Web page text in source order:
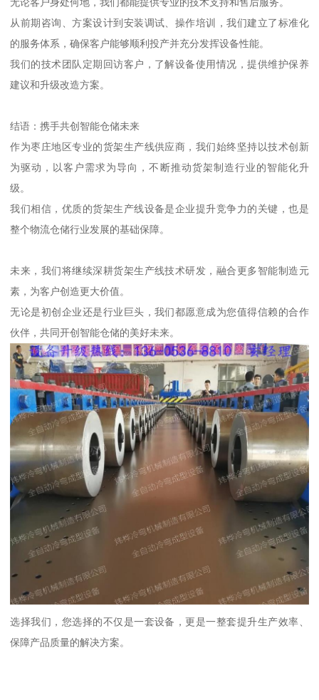
无论客户身处何地，我们都能提供专业的技术支持和售后服务。
从前期咨询、方案设计到安装调试、操作培训，我们建立了标准化
的服务体系，确保客户能够顺利投产并充分发挥设备性能。
我们的技术团队定期回访客户，了解设备使用情况，提供维护保养
建议和升级改造方案。
结语：携手共创智能仓储未来
作为枣庄地区专业的货架生产线供应商，我们始终坚持以技术创新
为驱动，以客户需求为导向，不断推动货架制造行业的智能化升
级。
我们相信，优质的货架生产线设备是企业提升竞争力的关键，也是
整个物流仓储行业发展的基础保障。
未来，我们将继续深耕货架生产线技术研发，融合更多智能制造元
素，为客户创造更大价值。
无论是初创企业还是行业巨头，我们都愿意成为您值得信赖的合作
伙伴，共同开创智能仓储的美好未来。
选择我们，您选择的不仅是一套设备，更是一整套提升生产效率、
保障产品质量的解决方案。